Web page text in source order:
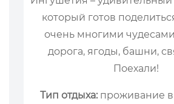
который готов
очень многими
дорога, ягоды, башни,
Поехали!
Тип отдыха: проживание в